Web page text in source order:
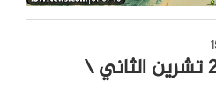
التطورات اليمنية، 26 تشرين الثاني \